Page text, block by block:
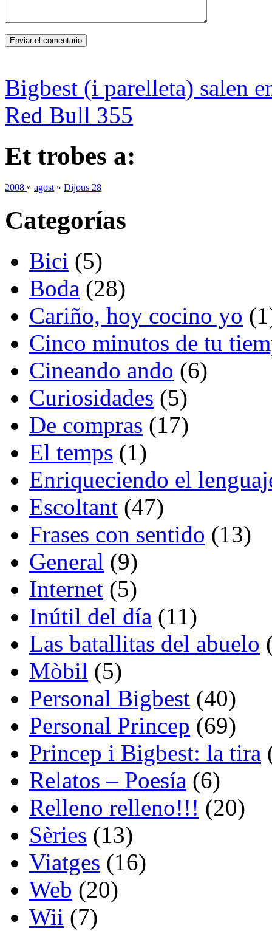
Bigbest (i parelleta) salen
Red Bull 355
Et trobes a:
2008 » agost » Dijous 28
Categorías
Bici (5)
Boda (28)
Cariño, hoy cocino yo
Cinco minutos de tu
Cineando ando (6)
Curiosidades (5)
De compras (17)
El temps (1)
Enriqueciendo el
Escoltant (47)
Frases con sentido (13)
General (9)
Internet (5)
Inútil del día (11)
Las batallitas del abuelo
Mòbil (5)
Personal Bigbest (40)
Personal Princep (69)
Princep i Bigbest: la tira
Relatos – Poesía (6)
Relleno relleno!!! (20)
Sèries (13)
Viatges (16)
Web (20)
Wii (7)